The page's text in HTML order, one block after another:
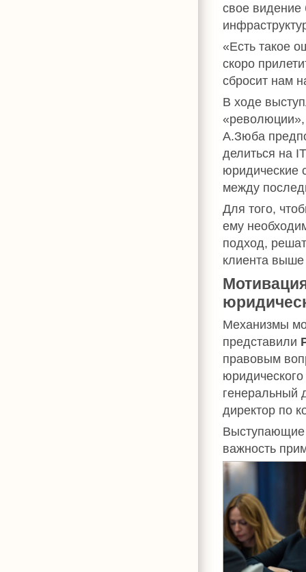
свое видение
«Есть такое
скоро
сбросит нам
В ходе
«революции»,
А.Зюба
делиться на
юридические
между
Для того,
ему
подход,
клиента
Механизмы
представили
правовым
генеральный
директор по
Выступающие
важность